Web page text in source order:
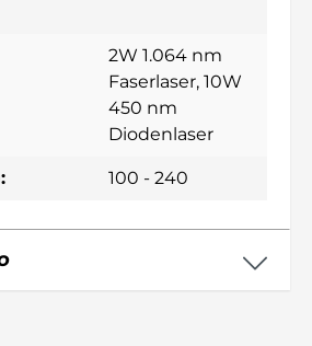
2W 1.064 nm
Faserlaser, 10W
450 nm
Diodenlaser
100 - 240